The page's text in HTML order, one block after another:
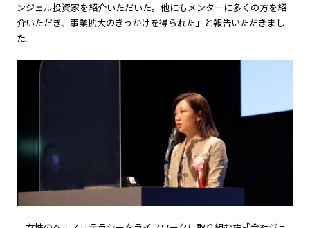
ンジェル投資家を紹介いただいた。他にもメンターに多くの方を紹
介いただき、事業拡大のきっかけを得られた」と報告いただきまし
た。